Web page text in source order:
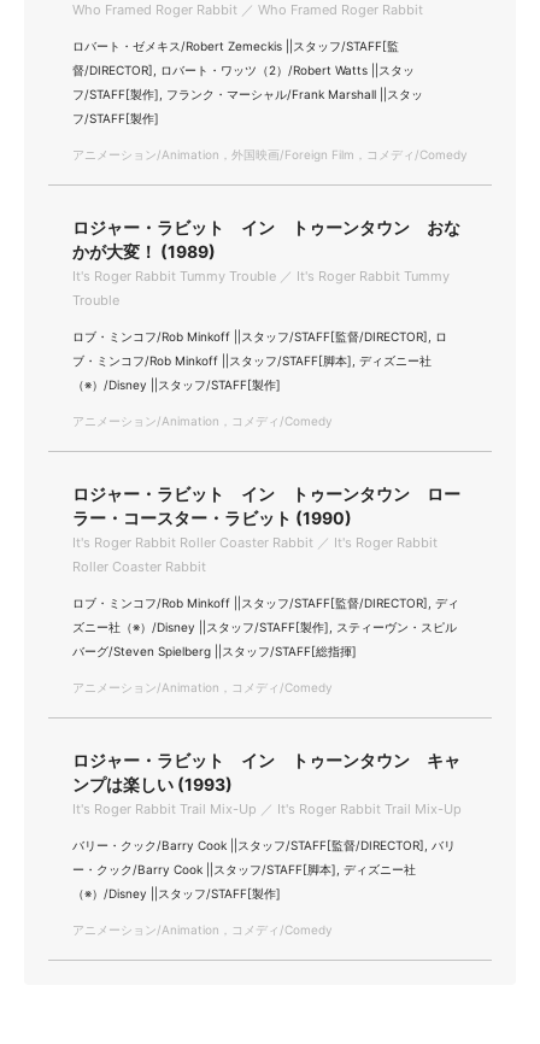
Who Framed Roger Rabbit ／ Who Framed Roger Rabbit
ロバート・ゼメキス/Robert Zemeckis ||スタッフ/STAFF[監
督/DIRECTOR], ロバート・ワッツ（2）/Robert Watts ||スタッ
フ/STAFF[製作], フランク・マーシャル/Frank Marshall ||スタッ
フ/STAFF[製作]
アニメーション/Animation，外国映画/Foreign Film，コメディ/Comedy
ロジャー・ラビット イン トゥーンタウン おな
かが大変！ (1989)
It's Roger Rabbit Tummy Trouble ／ It's Roger Rabbit Tummy
Trouble
ロブ・ミンコフ/Rob Minkoff ||スタッフ/STAFF[監督/DIRECTOR], ロ
ブ・ミンコフ/Rob Minkoff ||スタッフ/STAFF[脚本], ディズニー社
（※）/Disney ||スタッフ/STAFF[製作]
アニメーション/Animation，コメディ/Comedy
ロジャー・ラビット イン トゥーンタウン ロー
ラー・コースター・ラビット (1990)
It's Roger Rabbit Roller Coaster Rabbit ／ It's Roger Rabbit
Roller Coaster Rabbit
ロブ・ミンコフ/Rob Minkoff ||スタッフ/STAFF[監督/DIRECTOR], ディ
ズニー社（※）/Disney ||スタッフ/STAFF[製作], スティーヴン・スピル
バーグ/Steven Spielberg ||スタッフ/STAFF[総指揮]
アニメーション/Animation，コメディ/Comedy
ロジャー・ラビット イン トゥーンタウン キャ
ンプは楽しい (1993)
It's Roger Rabbit Trail Mix-Up ／ It's Roger Rabbit Trail Mix-Up
バリー・クック/Barry Cook ||スタッフ/STAFF[監督/DIRECTOR], バリ
ー・クック/Barry Cook ||スタッフ/STAFF[脚本], ディズニー社
（※）/Disney ||スタッフ/STAFF[製作]
アニメーション/Animation，コメディ/Comedy